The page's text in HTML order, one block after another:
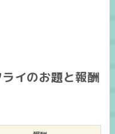
イのお題と報酬